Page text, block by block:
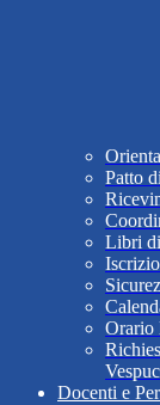
Patto
Libri
Orario
Docenti e